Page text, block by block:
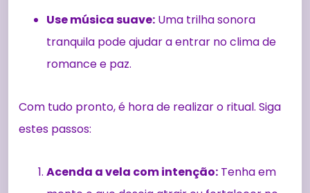
Use música suave: Uma trilha sonora
tranquila pode ajudar a entrar no clima de
romance e paz.
Com tudo pronto, é hora de realizar o ritual. Siga
estes passos:
Acenda a vela com intenção: Tenha em